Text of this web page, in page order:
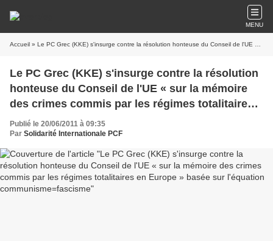
MENU
Accueil » Le PC Grec (KKE) s'insurge contre la résolution honteuse du Conseil de l'UE « sur la mémoire des crimes commis par les régimes totalitaires en Europe » basée sur l'équation communisme=fascisme
Le PC Grec (KKE) s'insurge contre la résolution
honteuse du Conseil de l'UE « sur la mémoire
des crimes commis par les régimes totalitaires
en Europe » basée sur l'équation
communisme=fascisme
Publié le 20/06/2011 à 09:35
Par Solidarité Internationale PCF